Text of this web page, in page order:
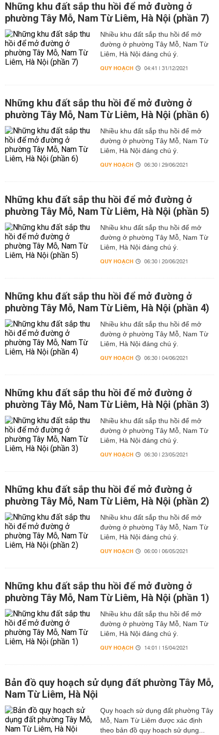
Những khu đất sắp thu hồi để mở đường ở
phường Tây Mỗ, Nam Từ Liêm, Hà Nội (phần 7)
Nhiều khu đất sắp thu hồi để mở
đường ở phường Tây Mỗ, Nam Từ
Liêm, Hà Nội đáng chú ý.
QUY HOẠCH 04:41 | 31/12/2021
Những khu đất sắp thu hồi để mở đường ở
phường Tây Mỗ, Nam Từ Liêm, Hà Nội (phần 6)
Nhiều khu đất sắp thu hồi để mở
đường ở phường Tây Mỗ, Nam Từ
Liêm, Hà Nội đáng chú ý.
QUY HOẠCH 06:30 | 29/06/2021
Những khu đất sắp thu hồi để mở đường ở
phường Tây Mỗ, Nam Từ Liêm, Hà Nội (phần 5)
Nhiều khu đất sắp thu hồi để mở
đường ở phường Tây Mỗ, Nam Từ
Liêm, Hà Nội đáng chú ý.
QUY HOẠCH 06:30 | 20/06/2021
Những khu đất sắp thu hồi để mở đường ở
phường Tây Mỗ, Nam Từ Liêm, Hà Nội (phần 4)
Nhiều khu đất sắp thu hồi để mở
đường ở phường Tây Mỗ, Nam Từ
Liêm, Hà Nội đáng chú ý.
QUY HOẠCH 06:30 | 04/06/2021
Những khu đất sắp thu hồi để mở đường ở
phường Tây Mỗ, Nam Từ Liêm, Hà Nội (phần 3)
Nhiều khu đất sắp thu hồi để mở
đường ở phường Tây Mỗ, Nam Từ
Liêm, Hà Nội đáng chú ý.
QUY HOẠCH 06:30 | 23/05/2021
Những khu đất sắp thu hồi để mở đường ở
phường Tây Mỗ, Nam Từ Liêm, Hà Nội (phần 2)
Nhiều khu đất sắp thu hồi để mở
đường ở phường Tây Mỗ, Nam Từ
Liêm, Hà Nội đáng chú ý.
QUY HOẠCH 06:00 | 06/05/2021
Những khu đất sắp thu hồi để mở đường ở
phường Tây Mỗ, Nam Từ Liêm, Hà Nội (phần 1)
Nhiều khu đất sắp thu hồi để mở
đường ở phường Tây Mỗ, Nam Từ
Liêm, Hà Nội đáng chú ý.
QUY HOẠCH 14:01 | 15/04/2021
Bản đồ quy hoạch sử dụng đất phường Tây Mỗ,
Nam Từ Liêm, Hà Nội
Quy hoạch sử dụng đất phường Tây
Mỗ, Nam Từ Liêm được xác định
theo bản đồ quy hoạch sử dụng...